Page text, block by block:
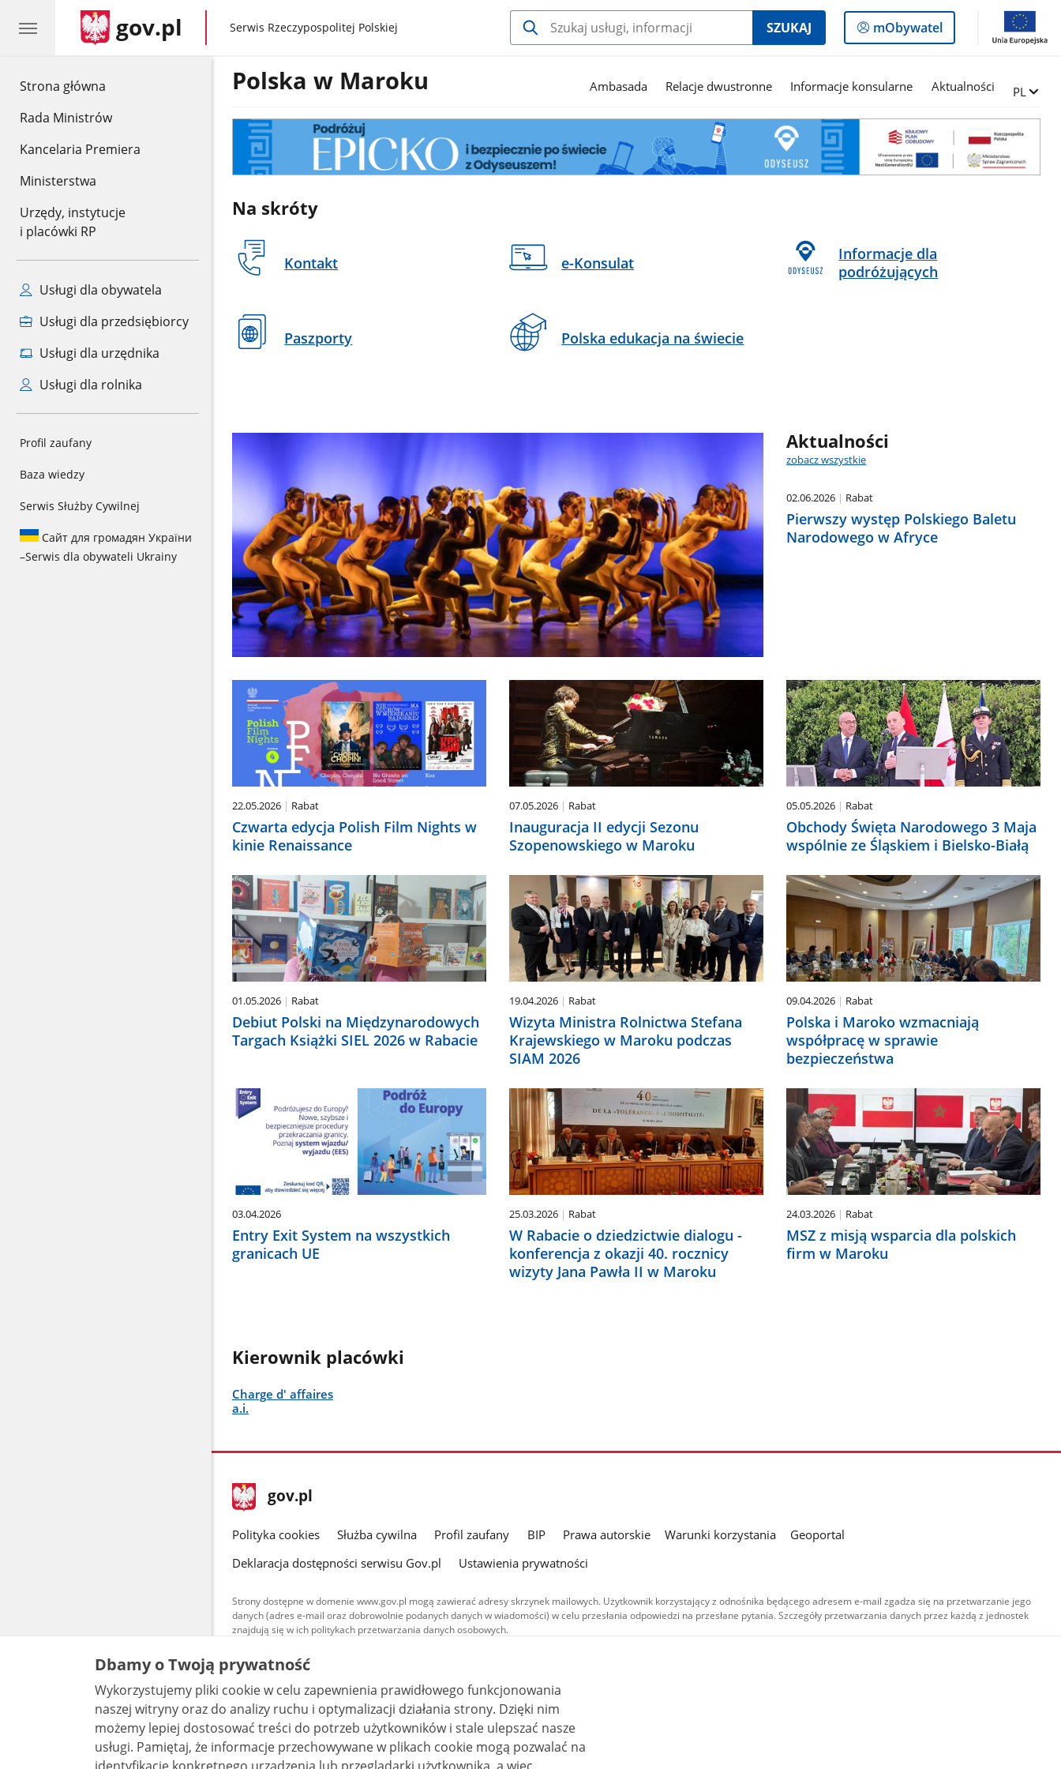
Strona główna
Rada Ministrów
Kancelaria Premiera
Ministerstwa
Urzędy, instytucje
i placówki RP
Usługi dla obywatela
Usługi dla przedsiębiorcy
Usługi dla urzędnika
Usługi dla rolnika
Profil zaufany
Baza wiedzy
Serwis Służby Cywilnej
Сайт для громадян України
–Serwis dla obywateli Ukrainy
gov.pl gov.pl
Serwis Rzeczypospolitej Polskiej SZUKAJ
Logowanie
do
mObywatel
Polska w Maroku Ambasada Relacje dwustronne Informacje konsularne Aktualności Zmień
PL
ODYSEUSZ
Na skróty
Kontakt e-Konsulat
Informacje dla
podróżujących
Paszporty Polska edukacja na świecie
Aktualności
zobacz wszystkie
02.06.2026 Rabat
Pierwszy występ Polskiego Baletu
Narodowego w Afryce
22.05.2026 Rabat
Czwarta edycja Polish Film Nights w
kinie Renaissance
07.05.2026 Rabat
Inauguracja II edycji Sezonu
Szopenowskiego w Maroku
05.05.2026 Rabat
Obchody Święta Narodowego 3 Maja
wspólnie ze Śląskiem i Bielsko-Białą
01.05.2026 Rabat
Debiut Polski na Międzynarodowych
Targach Książki SIEL 2026 w Rabacie
19.04.2026 Rabat
Wizyta Ministra Rolnictwa Stefana
Krajewskiego w Maroku podczas
SIAM 2026
09.04.2026 Rabat
Polska i Maroko wzmacniają
współpracę w sprawie
bezpieczeństwa
03.04.2026
Entry Exit System na wszystkich
granicach UE
25.03.2026 Rabat
W Rabacie o dziedzictwie dialogu -
konferencja z okazji 40. rocznicy
wizyty Jana Pawła II w Maroku
24.03.2026 Rabat
MSZ z misją wsparcia dla polskich
firm w Maroku
Kierownik placówki
Charge d' affaires
a.i.
stopka
gov.pl Strona
gov.pl
gov.pl
Polityka cookies Służba cywilna Profil zaufany BIP Prawa autorskie Warunki korzystania
Geoportal
Deklaracja dostępności serwisu Gov.pl
Ustawienia prywatności
Strony dostępne w domenie www.gov.pl mogą zawierać adresy skrzynek mailowych. Użytkownik korzystający z odnośnika będącego adresem e-mail zgadza się na przetwarzanie jego
danych (adres e-mail oraz dobrowolnie podanych danych w wiadomości) w celu przesłania odpowiedzi na przesłane pytania. Szczegóły przetwarzania danych przez każdą z jednostek
znajdują się w ich politykach przetwarzania danych osobowych.
Treści tekstowe publikowane w serwisie (z wyłączeniem treści audiowizualnych), są
udostępniane na licencji typu Creative Commons: uznanie autorstwa - na tych samych
warunkach 4.0 (CC BY-SA 4.0). Materiały audiowizualne, w tym zdjęcia, materiały audio i wideo,
są udostępniane na licencji typu Creative Commons: uznanie autorstwa użycie niekomercyjne -
bez utworów zależnych 4.0 (CC BY-NC-ND 4.0), o ile nie jest to stwierdzone inaczej.
Dbamy o Twoją prywatność
Wykorzystujemy pliki cookie w celu zapewnienia prawidłowego funkcjonowania
naszej witryny oraz do analizy ruchu i optymalizacji działania strony. Dzięki nim
możemy lepiej dostosować treści do potrzeb użytkowników i stale ulepszać nasze
usługi. Pamiętaj, że informacje przechowywane w plikach cookie mogą pozwalać na